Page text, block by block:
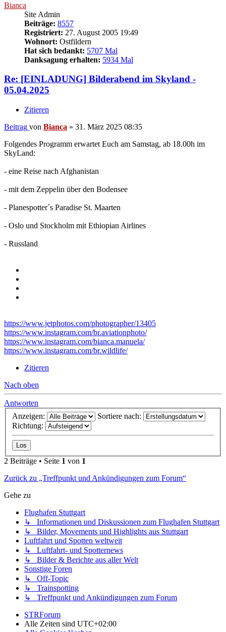
Bianca
Site Admin
Beiträge: 8557
Registriert: 27. August 2005 19:49
Wohnort: Ostfildern
Hat sich bedankt: 5707 Mal
Danksagung erhalten: 5934 Mal
Re: [EINLADUNG] Bilderabend im Skyland -
05.04.2025
Zitieren
Beitrag von Bianca » 31. März 2025 08:35
Folgendes Programm erwartet Euch am Samstag, ab 18.00h im
SkyLand:
- eine Reise nach Afghanistan
- mit dem Zeppelin über den Bodensee
- Planespotter´s Paradise St. Maarten
- Oslo und Stockholm mit Ethiopian Airlines
- Russland
https://www.jetphotos.com/photographer/13405
https://www.instagram.com/br.aviationphoto/
https://www.instagram.com/bianca.manuela/
https://www.instagram.com/br.wildlife/
Zitieren
Nach oben
Antworten
Anzeigen:
Sortiere nach:
Richtung:
2 Beiträge • Seite 1 von 1
Zurück zu „Treffpunkt und Ankündigungen zum Forum“
Gehe zu
Flughafen Stuttgart
↳ Informationen und Diskussionen zum Flughafen Stuttgart
↳ Bilder, Movements und Highlights aus Stuttgart
Luftfahrt und Spotten weltweit
↳ Luftfahrt- und Spotternews
↳ Bilder & Berichte aus aller Welt
Sonstige Foren
↳ Off-Topic
↳ Trainspotting
↳ Treffpunkt und Ankündigungen zum Forum
STRForum
Alle Zeiten sind UTC+02:00